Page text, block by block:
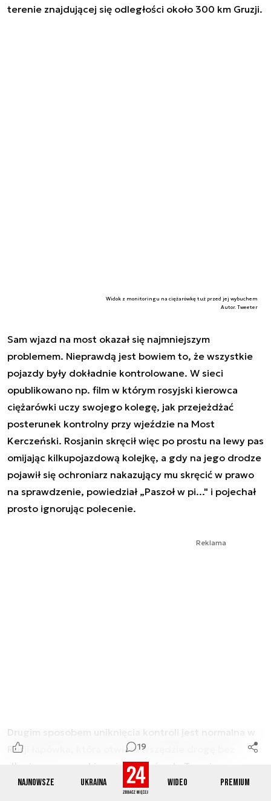
Najnowsze Ukraina Wideo Premium
19
terenie znajdującej się odległości około 300 km Gruzji.
Widok z monitoringu na ciężarówkę tuż przed jej wybuchem
Autor. Tweeter
Sam wjazd na most okazał się najmniejszym
problemem. Nieprawdą jest bowiem to, że wszystkie
pojazdy były dokładnie kontrolowane. W sieci
opublikowano np. film w którym rosyjski kierowca
ciężarówki uczy swojego kolegę, jak przejeżdżać
posterunek kontrolny przy wjeździe na Most
Kerczeński. Rosjanin skręcił więc po prostu na lewy pas
omijając kilkupojazdową kolejkę, a gdy na jego drodze
pojawił się ochroniarz nakazujący mu skręcić w prawo
na sprawdzenie, powiedział „Paszoł w pi..." i pojechał
prosto ignorując polecenie.
Reklama
Drugim sposobem uniknięcia kontroli jest normalna w
Rosji łapówka, która otwiera wszędzie drogę bez
długiego przeszukiwania ciężarówek. Trzecim
czynnikiem ułatwiającym wjazd na most była rutyna,